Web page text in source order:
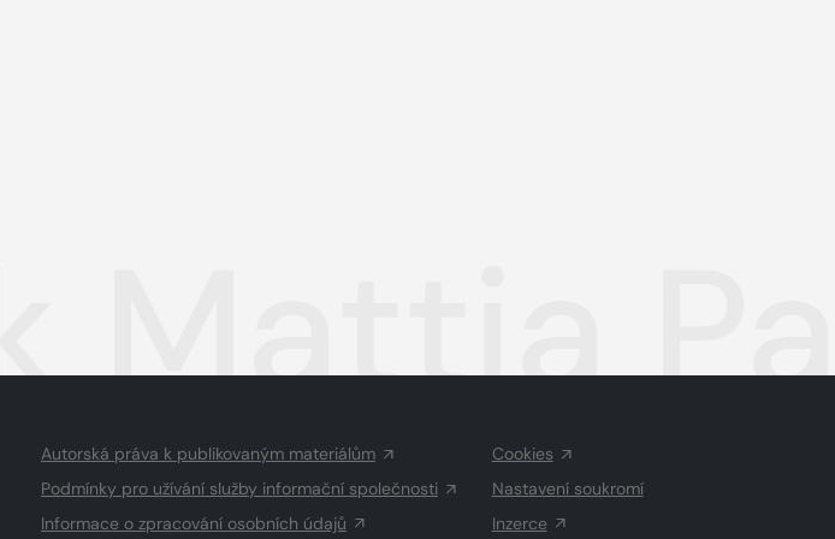
Mattia
Autorská práva k publikovaným materiálům
Podmínky pro užívání služby informační společnosti
Informace o zpracování osobních údajů
Cookies
Nastavení soukromí
Inzerce